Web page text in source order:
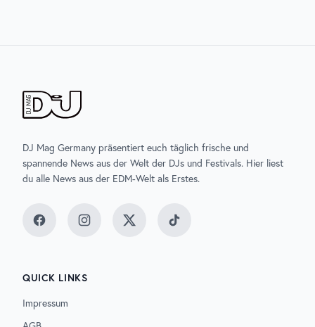
DJ Mag Germany präsentiert euch täglich frische und
spannende News aus der Welt der DJs und Festivals. Hier liest
du alle News aus der EDM-Welt als Erstes.
FacebookInstagramTwitter TikTok
QUICK LINKS
Impressum